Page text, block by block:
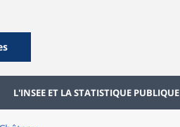
L'INSEE ET LA STATISTIQUE PUBLIQUE